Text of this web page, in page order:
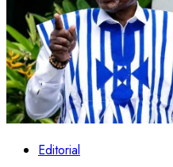
Editorial